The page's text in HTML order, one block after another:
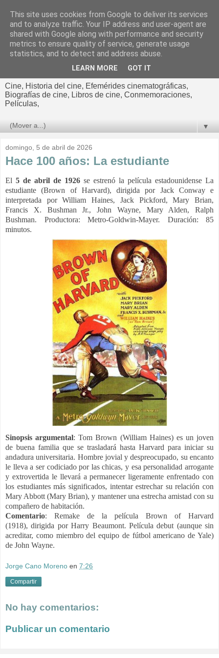
El cultural
cinematográfico de Jorge
Cine, Historia del cine, Efemérides cinematográficas,
Biografías de cine, Libros de cine, Conmemoraciones,
Películas,
▼
domingo, 5 de abril de 2026
Hace 100 años: La estudiante
El 5 de abril de 1926 se estrenó la película estadounidense La
estudiante (Brown of Harvard), dirigida por Jack Conway e
interpretada porWilliam Haines, Jack Pickford, Mary Brian,
Francis X. Bushman Jr., John Wayne, Mary Alden, Ralph
Bushman. Productora: Metro-Goldwin-Mayer. Duración: 85
minutos.
Sinopsis argumental:Tom Brown (William Haines) es un joven
de buena familia que se trasladará hasta Harvard para iniciar su
andadura universitaria. Hombre jovial y despreocupado, su encanto
le lleva a ser codiciado por las chicas, y esa personalidad arrogante
y extrovertida le llevará a permanecer ligeramente enfrentado con
los estudiantes más significados, intentar estrechar su relación con
Mary Abbott (Mary Brian), y mantener una estrecha amistad con su
compañero de habitación.
Comentario: Remake de la película Brown of Harvard
(1918),dirigida por Harry Beaumont. Película debut (aunque sin
acreditar, como miembro del equipo de fútbol americano de Yale)
de John Wayne.
Jorge Cano Moreno en 7:26
Compartir
No hay comentarios:
Publicar un comentario
This site uses cookies from Google to deliver its services
and to analyze traffic. Your IP address and user-agent are
shared with Google along with performance and security
metrics to ensure quality of service, generate usage
statistics, and to detect and address abuse.
LEARN MORE GOT IT